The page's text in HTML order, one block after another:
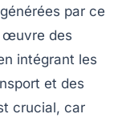
par ce
œuvre des
intégrant les
et des
crucial, car